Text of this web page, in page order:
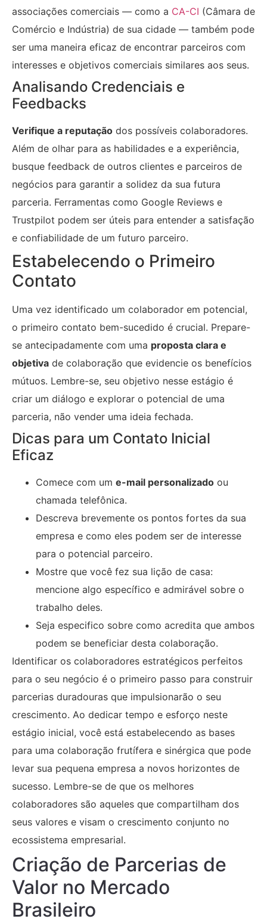
associações comerciais — como a CA-CI (Câmara de
Comércio e Indústria) de sua cidade — também pode
ser uma maneira eficaz de encontrar parceiros com
interesses e objetivos comerciais similares aos seus.
Analisando Credenciais e
Feedbacks
Verifique a reputação dos possíveis colaboradores.
Além de olhar para as habilidades e a experiência,
busque feedback de outros clientes e parceiros de
negócios para garantir a solidez da sua futura
parceria. Ferramentas como Google Reviews e
Trustpilot podem ser úteis para entender a satisfação
e confiabilidade de um futuro parceiro.
Estabelecendo o Primeiro
Contato
Uma vez identificado um colaborador em potencial,
o primeiro contato bem-sucedido é crucial. Prepare-
se antecipadamente com uma proposta clara e
objetiva de colaboração que evidencie os benefícios
mútuos. Lembre-se, seu objetivo nesse estágio é
criar um diálogo e explorar o potencial de uma
parceria, não vender uma ideia fechada.
Dicas para um Contato Inicial
Eficaz
Comece com um e-mail personalizado ou
chamada telefônica.
Descreva brevemente os pontos fortes da sua
empresa e como eles podem ser de interesse
para o potencial parceiro.
Mostre que você fez sua lição de casa:
mencione algo específico e admirável sobre o
trabalho deles.
Seja especifico sobre como acredita que ambos
podem se beneficiar desta colaboração.
Identificar os colaboradores estratégicos perfeitos
para o seu negócio é o primeiro passo para construir
parcerias duradouras que impulsionarão o seu
crescimento. Ao dedicar tempo e esforço neste
estágio inicial, você está estabelecendo as bases
para uma colaboração frutífera e sinérgica que pode
levar sua pequena empresa a novos horizontes de
sucesso. Lembre-se de que os melhores
colaboradores são aqueles que compartilham dos
seus valores e visam o crescimento conjunto no
ecossistema empresarial.
Criação de Parcerias de
Valor no Mercado
Brasileiro